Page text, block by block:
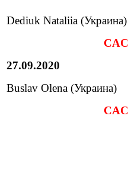
Dediuk Nataliia (Украина)
27.09.2020
Buslav Olena (Украина)